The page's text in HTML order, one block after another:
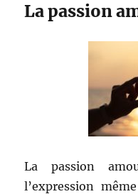
La passion
La passion
l’expression